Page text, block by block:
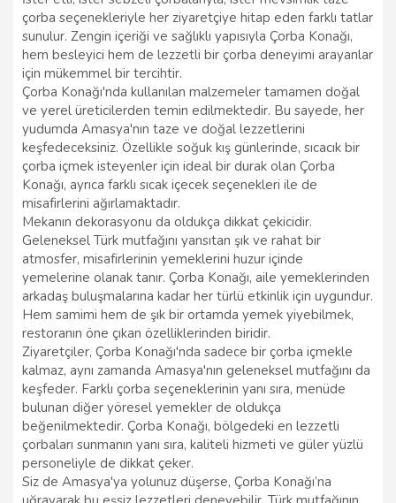
çorba seçenekleriyle her ziyaretçiye hitap eden farklı tatlar
sunulur. Zengin içeriği ve sağlıklı yapısıyla Çorba Konağı,
hem besleyici hem de lezzetli bir çorba deneyimi arayanlar
için mükemmel bir tercihtir.
Çorba Konağı'nda kullanılan malzemeler tamamen doğal
ve yerel üreticilerden temin edilmektedir. Bu sayede, her
yudumda Amasya'nın taze ve doğal lezzetlerini
keşfedeceksiniz. Özellikle soğuk kış günlerinde, sıcacık bir
çorba içmek isteyenler için ideal bir durak olan Çorba
Konağı, ayrıca farklı sıcak içecek seçenekleri ile de
misafirlerini ağırlamaktadır.
Mekanın dekorasyonu da oldukça dikkat çekicidir.
Geleneksel Türk mutfağını yansıtan şık ve rahat bir
atmosfer, misafirlerinin yemeklerini huzur içinde
yemelerine olanak tanır. Çorba Konağı, aile yemeklerinden
arkadaş buluşmalarına kadar her türlü etkinlik için uygundur.
Hem samimi hem de şık bir ortamda yemek yiyebilmek,
restoranın öne çıkan özelliklerinden biridir.
Ziyaretçiler, Çorba Konağı'nda sadece bir çorba içmekle
kalmaz, aynı zamanda Amasya'nın geleneksel mutfağını da
keşfeder. Farklı çorba seçeneklerinin yanı sıra, menüde
bulunan diğer yöresel yemekler de oldukça
beğenilmektedir. Çorba Konağı, bölgedeki en lezzetli
çorbaları sunmanın yanı sıra, kaliteli hizmeti ve güler yüzlü
personeliyle de dikkat çeker.
Siz de Amasya'ya yolunuz düşerse, Çorba Konağı’na